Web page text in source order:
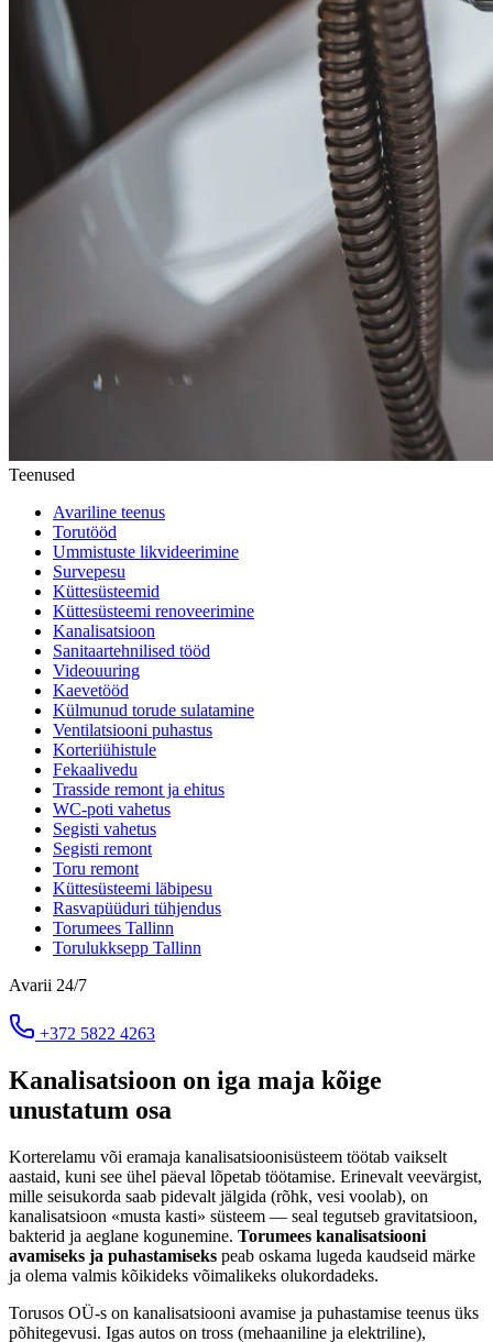
Teenused
Avariline teenus
Torutööd
Ummistuste likvideerimine
Survepesu
Küttesüsteemid
Küttesüsteemi renoveerimine
Kanalisatsioon
Sanitaartehnilised tööd
Videouuring
Kaevetööd
Külmunud torude sulatamine
Ventilatsiooni puhastus
Korteriühistule
Fekaalivedu
Trasside remont ja ehitus
WC-poti vahetus
Segisti vahetus
Segisti remont
Toru remont
Küttesüsteemi läbipesu
Rasvapüüduri tühjendus
Torumees Tallinn
Torulukksepp Tallinn
Avarii 24/7
+372 5822 4263
Kanalisatsioon on iga maja kõige
unustatum osa
Korterelamu või eramaja kanalisatsioonisüsteem töötab vaikselt
aastaid, kuni see ühel päeval lõpetab töötamise. Erinevalt veevärgist,
mille seisukorda saab pidevalt jälgida (rõhk, vesi voolab), on
kanalisatsioon «musta kasti» süsteem — seal tegutseb gravitatsioon,
bakterid ja aeglane kogunemine. Torumees kanalisatsiooni
avamiseks ja puhastamiseks peab oskama lugeda kaudseid märke
ja olema valmis kõikideks võimalikeks olukordadeks.
Torusos OÜ-s on kanalisatsiooni avamise ja puhastamise teenus üks
põhitegevusi. Igas autos on tross (mehaaniline ja elektriline),